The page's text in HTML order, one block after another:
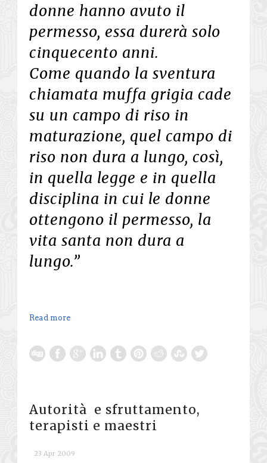
donne hanno avuto il
permesso, essa durerà solo
cinquecento anni.
Come quando la sventura
chiamata muffa grigia cade
su un campo di riso in
maturazione, quel campo di
riso non dura a lungo, così,
in quella legge e in quella
disciplina in cui le donne
ottengono il permesso, la
vita santa non dura a
lungo.”
Read more
Autorità e sfruttamento,
terapisti e maestri
23 Apr 2009